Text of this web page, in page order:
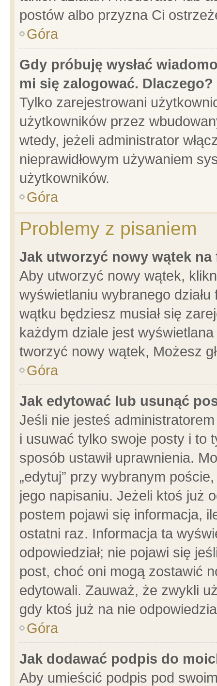
postów albo przyzna Ci
Góra
Gdy próbuję wysłać
mi się zalogować. Dlaczego?
Tylko zarejestrowani
użytkowników przez
wtedy, jeżeli administrator
nieprawidłowym używaniem
użytkowników.
Góra
Problemy z pisaniem
Jak utworzyć nowy wątek na
Aby utworzyć nowy wątek,
wyświetlaniu wybranego
wątku będziesz musiał się
każdym dziale jest
tworzyć nowy wątek, Możesz
Góra
Jak edytować lub usunąć
Jeśli nie jesteś
i usuwać tylko swoje posty i to
sposób ustawił uprawnienia.
„edytuj” przy wybranym
jego napisaniu. Jeżeli ktoś już
postem pojawi się informacja,
ostatni raz. Informacja ta
odpowiedział; nie pojawi się
post, choć oni mogą zostawić
edytowali. Zauważ, że zwykli
gdy ktoś już na nie
Góra
Jak dodawać podpis do
Aby umieścić podpis pod